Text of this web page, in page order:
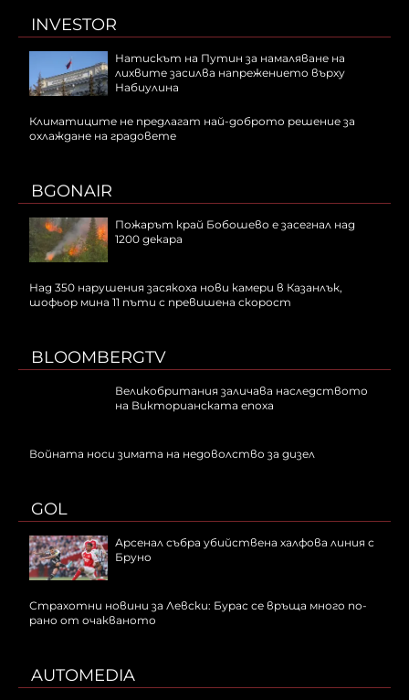
INVESTOR
Натискът на Путин за намаляване на
лихвите засилва напрежението върху
Набиулина
Климатиците не предлагат най-доброто решение за
охлаждане на градовете
BGONAIR
Пожарът край Бобошево е засегнал над
1200 декара
Над 350 нарушения засякоха нови камери в Казанлък,
шофьор мина 11 пъти с превишена скорост
BLOOMBERGTV
Великобритания заличава наследството
на Викторианската епоха
Войната носи зимата на недоволство за дизел
GOL
Арсенал събра убийствена халфова линия с
Бруно
Страхотни новини за Левски: Бурас се връща много по-
рано от очакваното
AUTOMEDIA